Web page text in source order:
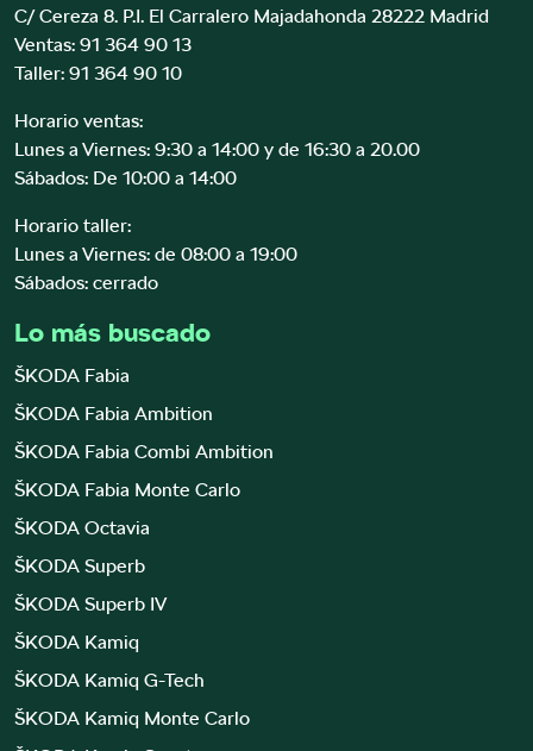
C/ Cereza 8. P.I. El Carralero Majadahonda 28222 Madrid
Ventas: 91 364 90 13
Taller: 91 364 90 10
Horario ventas:
Lunes a Viernes: 9:30 a 14:00 y de 16:30 a 20.00
Sábados: De 10:00 a 14:00
Horario taller:
Lunes a Viernes: de 08:00 a 19:00
Sábados: cerrado
Lo más buscado
ŠKODA Fabia
ŠKODA Fabia Ambition
ŠKODA Fabia Combi Ambition
ŠKODA Fabia Monte Carlo
ŠKODA Octavia
ŠKODA Superb
ŠKODA Superb IV
ŠKODA Kamiq
ŠKODA Kamiq G-Tech
ŠKODA Kamiq Monte Carlo